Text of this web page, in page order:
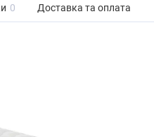
0 Доставка та оплата